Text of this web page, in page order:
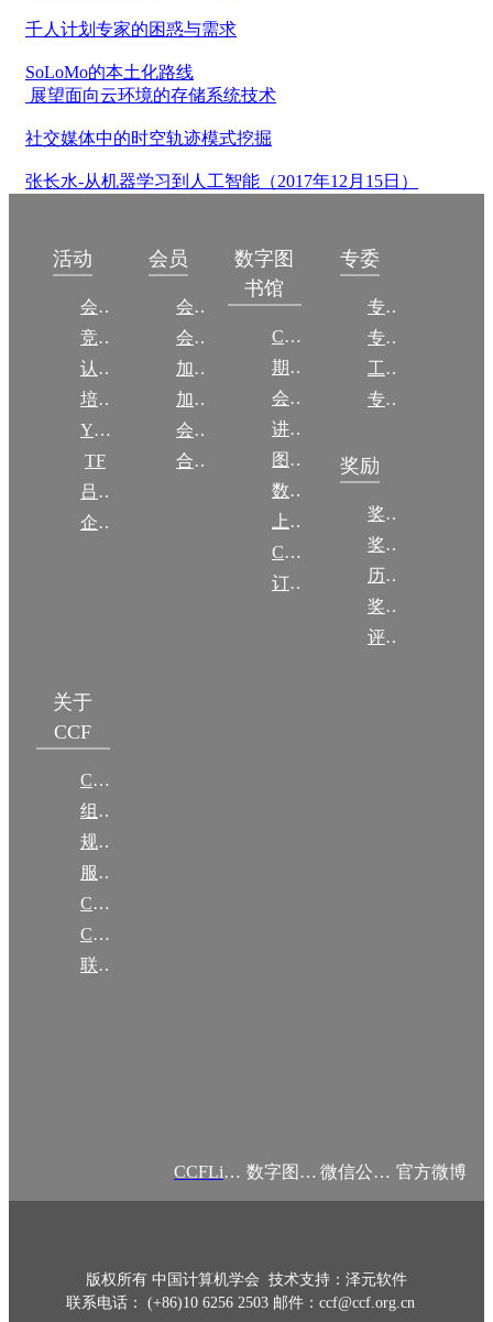
千人计划专家的困惑与需求
SoLoMo的本土化路线
展望面向云环境的存储系统技术
社交媒体中的时空轨迹模式挖掘
张长水-从机器学习到人工智能（2017年12月15日）
活动
会议
竞赛
认证
培训
YOCSEF
TF
吕梁振兴
企智会
会员
会员简介
会员权益
加入CCF
加入CCF
会员交费
合作伙伴
数字图
书馆
CCCF
期刊
会议
讲稿
图集
数图编审委员会
上传/发布作品
CCF DL Focus
订阅《计算》
专委
专委简介
专委条例
工作问答
专委名单
奖励
奖励动态
奖励目录
历年获奖名单
奖项推荐
评奖条例
关于
CCF
CCF简介
组织机构
规章
服务项目
CCF大事记
CCF创建60周年
联系我们
CCFLink APP 数字图书馆 微信公众号 官方微博
版权所有 中国计算机学会 技术支持：泽元软件
联系电话： (+86)10 6256 2503 邮件：ccf@ccf.org.cn